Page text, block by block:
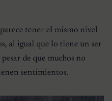
tener el mismo nivel
al igual que lo tiene un ser
de que muchos no
sentimientos.